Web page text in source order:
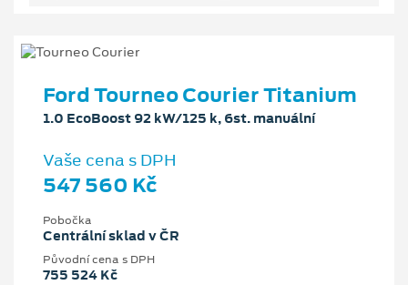
Ford Tourneo Courier Titanium
1.0 EcoBoost 92 kW/125 k, 6st. manuální
Vaše cena s DPH
547 560 Kč
Pobočka
Centrální sklad v ČR
Původní cena s DPH
755 524 Kč